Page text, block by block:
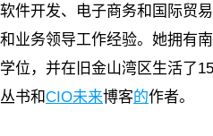
软件开发、电子商务和国际贸
和业务领导工作经验。她拥有
学位，并在旧金山湾区生活了
丛书和CIO未来博客的作者。